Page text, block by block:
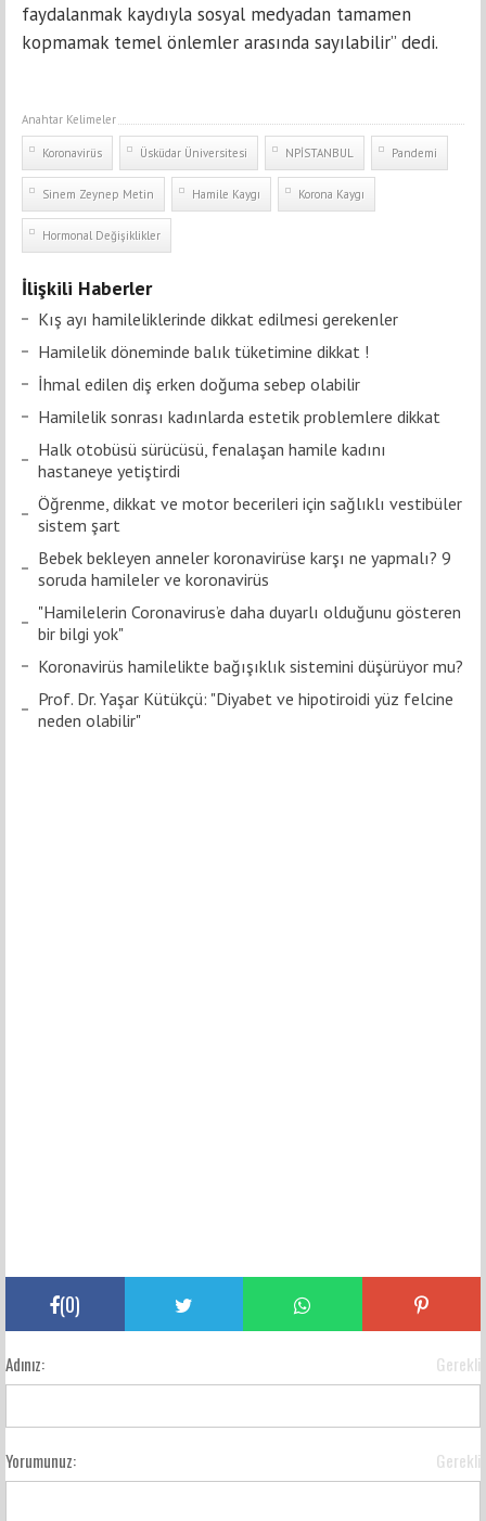
faydalanmak kaydıyla sosyal medyadan tamamen
kopmamak temel önlemler arasında sayılabilir” dedi.
Anahtar Kelimeler
Koronavirüs Üsküdar Üniversitesi NPİSTANBUL Pandemi
Sinem Zeynep Metin Hamile Kaygı Korona Kaygı
Hormonal Değişiklikler
İlişkili Haberler
Kış ayı hamileliklerinde dikkat edilmesi gerekenler
Hamilelik döneminde balık tüketimine dikkat !
İhmal edilen diş erken doğuma sebep olabilir
Hamilelik sonrası kadınlarda estetik problemlere dikkat
Halk otobüsü sürücüsü, fenalaşan hamile kadını
hastaneye yetiştirdi
Öğrenme, dikkat ve motor becerileri için sağlıklı vestibüler
sistem şart
Bebek bekleyen anneler koronavirüse karşı ne yapmalı? 9
soruda hamileler ve koronavirüs
"Hamilelerin Coronavirus’e daha duyarlı olduğunu gösteren
bir bilgi yok"
Koronavirüs hamilelikte bağışıklık sistemini düşürüyor mu?
Prof. Dr. Yaşar Kütükçü: "Diyabet ve hipotiroidi yüz felcine
neden olabilir"
(0)
Adınız: Gerekli
Yorumunuz: Gerekli